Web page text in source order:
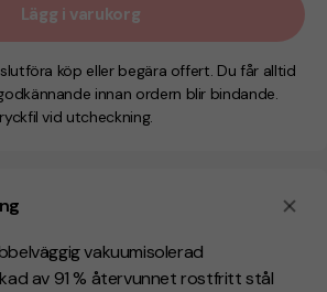
vakuumisolerad
av 91 % återvunnet rostfritt stål
Lägg i varukorg
köp eller begära offert. Du får alltid
innan ordern blir bindande.
vid utcheckning.